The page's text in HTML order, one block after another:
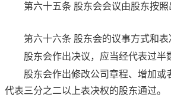
第六十五条 股东会会议由股东按
第六十六条 股东会的议事方式和
股东会作出决议，应当经代表过半
股东会作出修改公司章程、增加
代表三分之二以上表决权的股东通过。